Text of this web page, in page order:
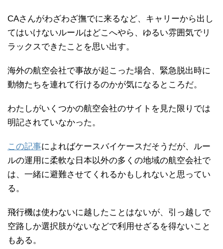
CAさんがわざわざ撫でに来るなど、キャリーから出し
てはいけないルールはどこへやら、ゆるい雰囲気でリ
ラックスできたことを思い出す。
海外の航空会社で事故が起こった場合、緊急脱出時に
動物たちを連れて行けるのかが気になるところだ。
わたしがいくつかの航空会社のサイトを見た限りでは
明記されていなかった。
この記事によればケースバイケースだそうだが、ルー
ルの運用に柔軟な日本以外の多くの地域の航空会社で
は、一緒に避難させてくれるかもしれないと思ってい
る。
飛行機は使わないに越したことはないが、引っ越しで
空路しか選択肢がないなどで利用せざるを得ないこと
もある。